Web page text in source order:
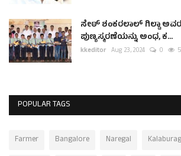
ಸೇಠ್ ಶಂಕರಲಾಲ್ ಗಿಲ್ಡಾ
ಪುಣ್ಯಸ್ಮರಣೆಯನ್ನು ಅಂಧ, ಕ...
kkeditor Aug 23, 2024 0
POPULAR TAGS
Farmer Bangalore Naregal